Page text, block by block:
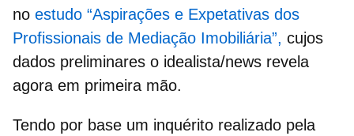
no estudo “Aspirações e Expetativas dos
Profissionais de Mediação Imobiliária”, cujos
dados preliminares o idealista/news revela
agora em primeira mão.
Tendo por base um inquérito realizado pela